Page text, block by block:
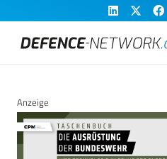
Anzeige